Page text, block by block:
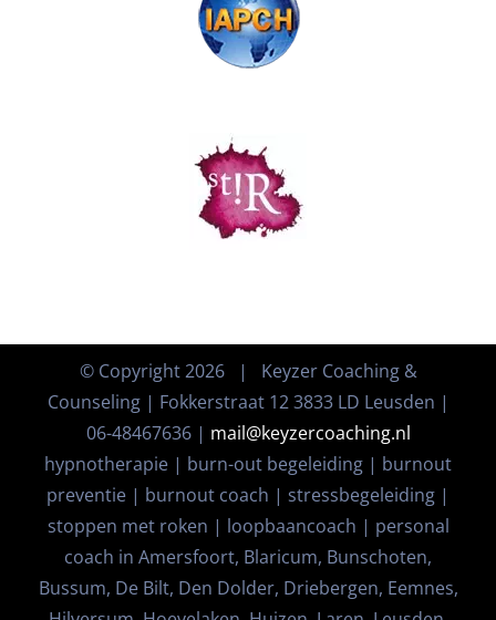
© Copyright2026 | Keyzer Coaching &
Counseling | Fokkerstraat 12 3833 LD Leusden |
06-48467636 | mail@keyzercoaching.nl
hypnotherapie | burn-out begeleiding | burnout
preventie | burnout coach | stressbegeleiding |
stoppen met roken | loopbaancoach | personal
coach in Amersfoort, Blaricum, Bunschoten,
Bussum, De Bilt, Den Dolder, Driebergen, Eemnes,